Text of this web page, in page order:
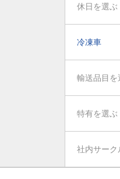
休日を選ぶ
冷凍車
輸送品目を
特有を選ぶ
社内サーク